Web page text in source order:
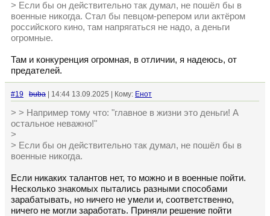
> Если бы он действительно так думал, не пошёл бы в
военные никогда. Стал бы певцом-репером или актёром
российского кино, там напрягаться не надо, а деньги
огромные.
Там и конкуренция огромная, в отличии, я надеюсь, от
предателей.
#19 buba | 14:44 13.09.2025 | Кому: Енот
> > Например тому что: "главное в жизни это деньги! А
остальное неважно!"
>
> Если бы он действительно так думал, не пошёл бы в
военные никогда.
Если никаких талантов нет, то можно и в военные пойти.
Несколько знакомых пытались разными способами
зарабатывать, но ничего не умели и, соответственно,
ничего не могли заработать. Приняли решение пойти